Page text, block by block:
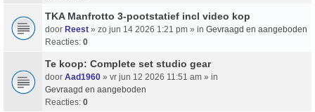
TKA Manfrotto 3-pootstatief incl video kop
door Reest » zo jun 14 2026 1:21 pm » in Gevraagd en aangeboden
Reacties: 0
Te koop: Complete set studio gear
door Aad1960 » vr jun 12 2026 11:51 am » in
Gevraagd en aangeboden
Reacties: 0